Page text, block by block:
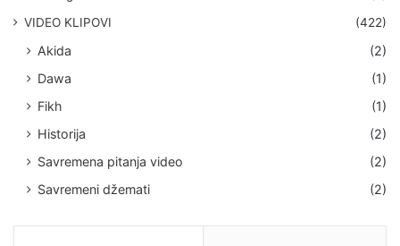
VIDEO KLIPOVI
(422)
Akida
(2)
Dawa
(1)
Fikh
(1)
Historija
(2)
Savremena pitanja video
(2)
Savremeni džemati
(2)